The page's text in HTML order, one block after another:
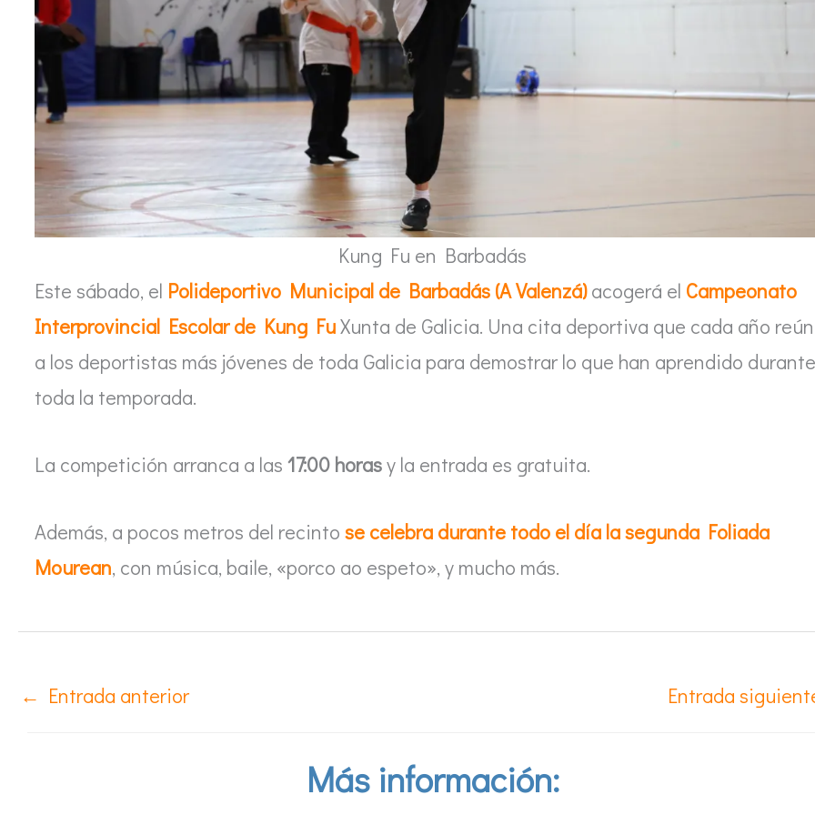
Kung Fu en Barbadás
Este sábado, el Polideportivo Municipal de Barbadás (A Valenzá)acogerá el Campeonato
Interprovincial Escolar de Kung FuXunta de Galicia. Una cita deportiva que cada año
a los deportistas más jóvenes de toda Galicia para demostrar lo que han aprendido durante
toda la temporada.
La competición arranca a las 17:00 horasy la entrada es gratuita.
Además, a pocos metros del recinto se celebra durante todo el día la segunda Foliada
Mourean, con música, baile, «porco ao espeto», y mucho más.
← Entrada anterior Entrada
Más información: